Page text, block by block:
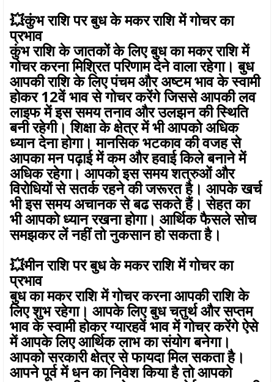
💥कुंभ राशि पर बुध के मकर राशि में गोचर का
प्रभाव
कुंभ राशि के जातकों के लिए बुध का मकर राशि में
गोचर करना मिश्रित परिणाम देने वाला रहेगा। बुध
आपकी राशि के लिए पंचम और अष्टम भाव के स्वामी
होकर 12वें भाव से गोचर करेंगे जिससे आपकी लव
लाइफ में इस समय तनाव और उलझन की स्थिति
बनी रहेगी। शिक्षा के क्षेत्र में भी आपको अधिक
ध्यान देना होगा। मानसिक भटकाव की वजह से
आपका मन पढ़ाई में कम और हवाई किले बनाने में
अधिक रहेगा। आपको इस समय शत्रुओं और
विरोधियों से सतर्क रहने की जरूरत है। आपके खर्च
भी इस समय अचानक से बढ सकते हैं। सेहत का
भी आपको ध्यान रखना होगा। आर्थिक फैसले सोच
समझकर लें नहीं तो नुकसान हो सकता है।
💥मीन राशि पर बुध के मकर राशि में गोचर का
प्रभाव
बुध का मकर राशि में गोचर करना आपकी राशि के
लिए शुभ रहेगा। आपके लिए बुध चतुर्थ और सप्तम
भाव के स्वामी होकर ग्यारहवें भाव में गोचर करेंगे ऐसे
में आपके लिए आर्थिक लाभ का संयोग बनेगा।
आपको सरकारी क्षेत्र से फायदा मिल सकता है।
आपने पूर्व में धन का निवेश किया है तो आपको